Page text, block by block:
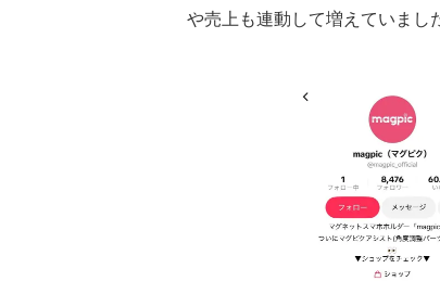
や売上も連動して増えていまし